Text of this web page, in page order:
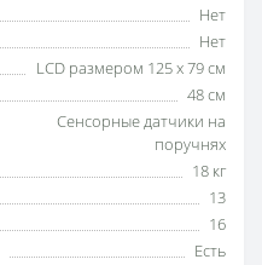
Нет
Нет
LCD размером 125 х 79 см
48 см
Сенсорные датчики на
поручнях
18 кг
13
16
Есть